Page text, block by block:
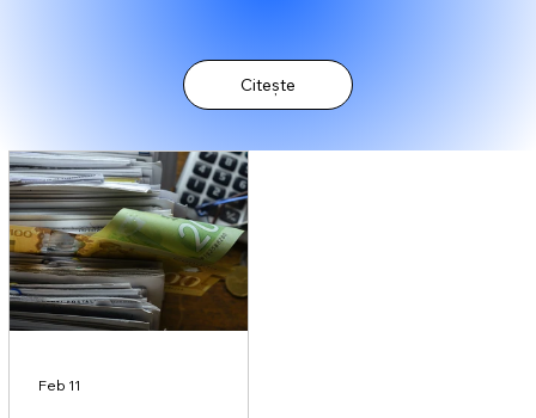
Citește
Feb 11